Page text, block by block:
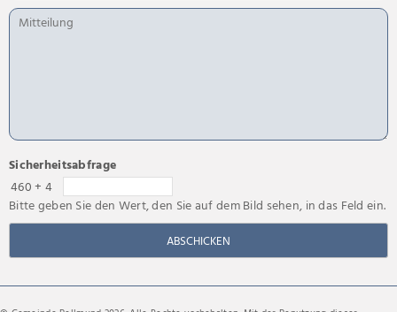
Sicherheitsabfrage
460 + 4
Bitte geben Sie den Wert, den Sie auf dem Bild sehen, in das Feld ein.
ABSCHICKEN